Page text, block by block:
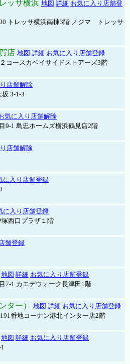
ッサ横浜 地図 詳細 お気に入り店舗登
トレッサ横浜南棟3階 ノジマ トレッサ
店 地図 詳細 お気に入り店舗登録
コースカベイサイドストアーズ3階
店舗解除
3-1-3
気に入り店舗解除
9-1 島忠ホームズ横浜鶴見店2階
店舗解除
に入り店舗登録
に入り店舗登録
西口プラザ１階
舗登録
地図 詳細 お気に入り店舗登録
7-1 カエデウォーク長津田1階
ター） 地図 詳細 お気に入り店舗登録
番地コーナン港北インター店2階
地図 詳細 お気に入り店舗登録